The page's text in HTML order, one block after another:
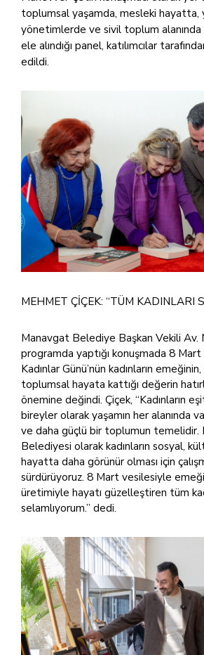
toplumsal yaşamda, mesleki hayatta,
yönetimlerde ve sivil toplum
ele alındığı panel, katılımcılar
edildi.
MEHMET ÇİÇEK: “TÜM KADINLARI
Manavgat Belediye Başkan Vekili Av.
programda yaptığı konuşmada 8
Kadınlar Günü’nün kadınların
toplumsal hayata kattığı değerin
önemine değindi. Çiçek, “Kadınların
bireyler olarak yaşamın her alanında
ve daha güçlü bir toplumun temelidir.
Belediyesi olarak kadınların sosyal,
hayatta daha görünür olması için
sürdürüyoruz. 8 Mart vesilesiyle
üretimiyle hayatı güzelleştiren tüm
selamlıyorum.” dedi.